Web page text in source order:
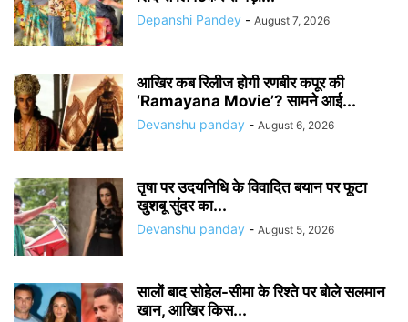
Depanshi Pandey - August 7, 2026
आखिर कब रिलीज होगी रणबीर कपूर की
‘Ramayana Movie’? सामने आई...
Devanshu panday - August 6, 2026
तृषा पर उदयनिधि के विवादित बयान पर फूटा
खुशबू सुंदर का...
Devanshu panday - August 5, 2026
सालों बाद सोहेल-सीमा के रिश्ते पर बोले सलमान
खान, आखिर किस...